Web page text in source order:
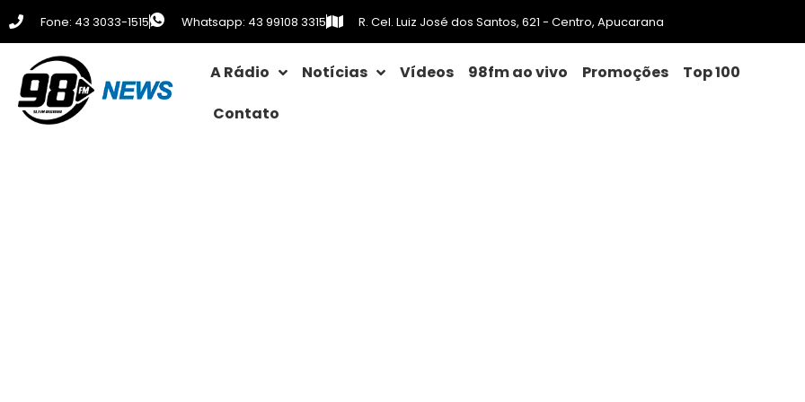
Fone: 43 3033-1515 Whatsapp: 43 99108 3315 R. Cel. Luiz José dos Santos, 621 - Centro, Apucarana
A Rádio Notícias Vídeos 98fm ao vivo Promoções
Top 100
Contato